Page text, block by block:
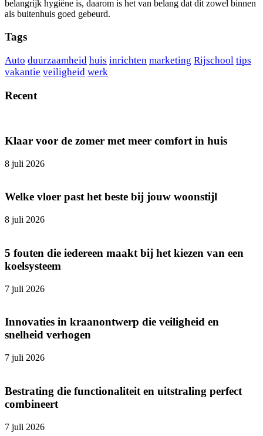
belangrijk hygiëne is, daarom is het van belang dat dit zowel binnen
als buitenhuis goed gebeurd.
Tags
Auto duurzaamheid huis inrichten marketing Rijschool tips
vakantie veiligheid werk
Recent
Klaar voor de zomer met meer comfort in huis
8 juli 2026
Welke vloer past het beste bij jouw woonstijl
8 juli 2026
5 fouten die iedereen maakt bij het kiezen van een
koelsysteem
7 juli 2026
Innovaties in kraanontwerp die veiligheid en
snelheid verhogen
7 juli 2026
Bestrating die functionaliteit en uitstraling perfect
combineert
7 juli 2026